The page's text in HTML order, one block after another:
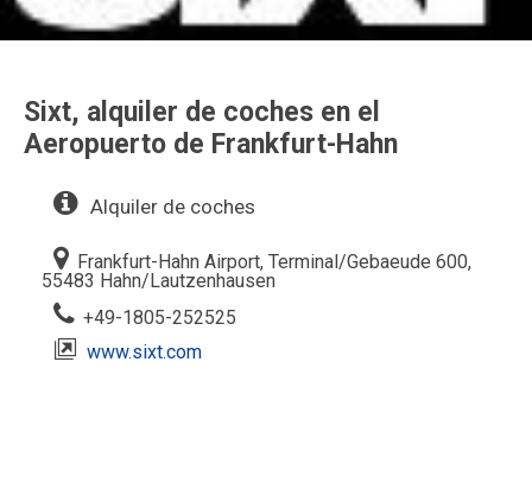
Sixt, alquiler de coches en el
Aeropuerto de Frankfurt-Hahn
Alquiler de coches
Frankfurt-Hahn Airport, Terminal/Gebaeude 600,
55483 Hahn/Lautzenhausen
+49-1805-252525
www.sixt.com